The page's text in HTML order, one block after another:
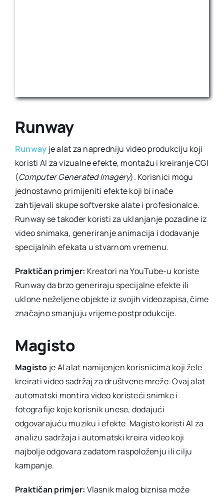
Runway
Runway je alat za napredniju video produkciju koji
koristi AI za vizualne efekte, montažu i kreiranje CGI
(Computer Generated Imagery). Korisnici mogu
jednostavno primijeniti efekte koji bi inače
zahtijevali skupe softverske alate i profesionalce.
Runway se također koristi za uklanjanje pozadine iz
video snimaka, generiranje animacija i dodavanje
specijalnih efekata u stvarnom vremenu.
Praktičan primjer: Kreatori na YouTube-u koriste
Runway da brzo generiraju specijalne efekte ili
uklone neželjene objekte iz svojih videozapisa, čime
značajno smanjuju vrijeme postprodukcije.
Magisto
Magisto je AI alat namijenjen korisnicima koji žele
kreirati video sadržaj za društvene mreže. Ovaj alat
automatski montira video koristeći snimke i
fotografije koje korisnik unese, dodajući
odgovarajuću muziku i efekte. Magisto koristi AI za
analizu sadržaja i automatski kreira video koji
najbolje odgovara zadatom raspoloženju ili cilju
kampanje.
Praktičan primjer: Vlasnik malog biznisa može